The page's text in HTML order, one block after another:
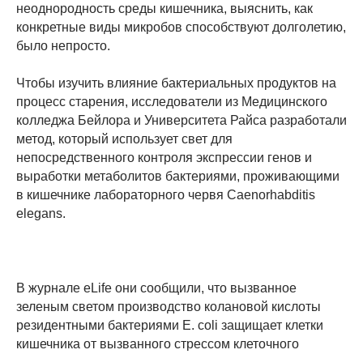
неоднородность среды кишечника, выяснить, как
конкретные виды микробов способствуют долголетию,
было непросто.
Чтобы изучить влияние бактериальных продуктов на
процесс старения, исследователи из Медицинского
колледжа Бейлора и Университета Райса разработали
метод, который использует свет для
непосредственного контроля экспрессии генов и
выработки метаболитов бактериями, проживающими
в кишечнике лабораторного червя Caenorhabditis
elegans.
В журнале eLife они сообщили, что вызванное
зеленым светом производство колановой кислоты
резидентными бактериями E. coli защищает клетки
кишечника от вызванного стрессом клеточного